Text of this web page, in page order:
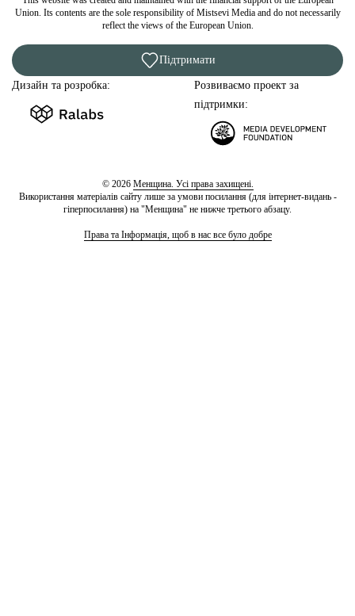
Union. Its contents are the sole responsibility of Mistsevi Media and do not necessarily
reflect the views of the European Union.
Підтримати
Дизайн та розробка:
Розвиваємо проект за
підтримки:
© 2026 Менщина. Усі права захищені.
Використання матеріалів сайту лише за умови посилання (для інтернет-видань -
гіперпосилання) на "Менщина" не нижче третього абзацу.
Права та Інформація, щоб в нас все було добре